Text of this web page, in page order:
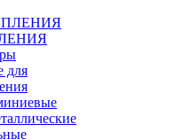
для